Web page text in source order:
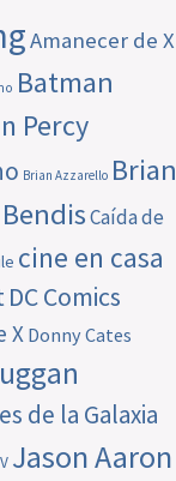
Amanecer de X
Batman
Percy
Brian Azzarello Brian
Caída de
cine en casa
DC Comics
XDonny Cates
de la Galaxia
Jason Aaron